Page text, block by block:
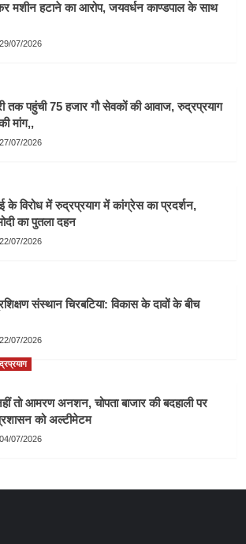
मशीन हटाने का आरोप, जयवर्धन काण्डपाल के साथ
29/07/2026
तक पहुंची 75 हजार गौ सेवकों की आवाज, रुद्रप्रयाग
मांग,,
27/07/2026
के विरोध में रुद्रप्रयाग में कांग्रेस का प्रदर्शन,
का पुतला दहन
22/07/2026
संस्थान चिरबटिया: विकास के दावों के बीच
22/07/2026
तो आमरण अनशन, चोपता बाजार की बदहाली पर
को अल्टीमेटम
04/07/2026